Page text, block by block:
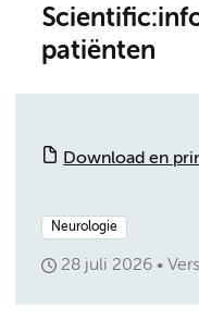
patiënten
Download en
Neurologie
28 juli 2026